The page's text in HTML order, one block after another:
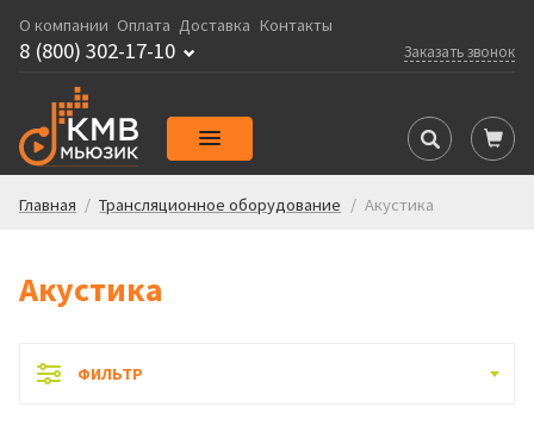
О компании Оплата Доставка Контакты
Заказать звонок
8 (800) 302-17-10
Главная / Трансляционное оборудование / Акустика
Акустика
ФИЛЬТР